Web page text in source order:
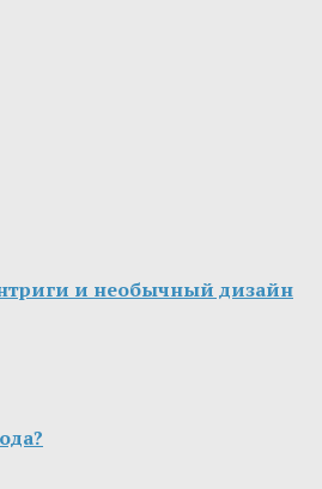
и необычный дизайн